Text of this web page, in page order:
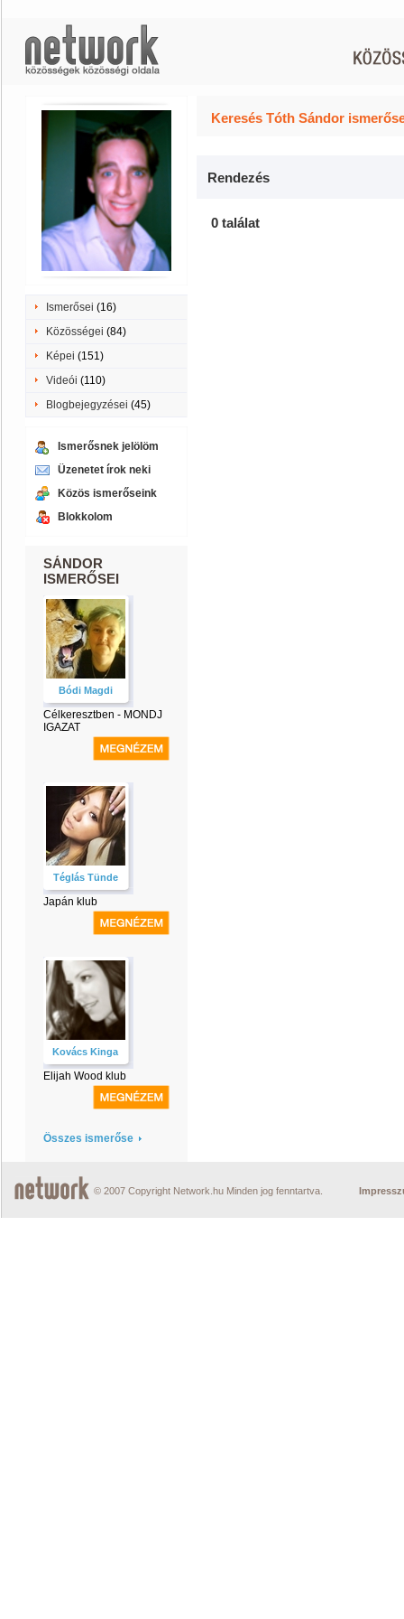
Ismerősei (16)
Közösségei (84)
Képei (151)
Videói (110)
Blogbejegyzései (45)
Ismerősnek jelölöm
Üzenetet írok neki
Közös ismerőseink
Blokkolom
SÁNDOR
ISMERŐSEI
Bódi Magdi
Célkeresztben - MONDJ
IGAZAT
Téglás Tünde
Japán klub
Kovács Kinga
Elijah Wood klub
Összes ismerőse
Keresés Tóth Sándor
Rendezés
0 találat
© 2007 Copyright Network.hu Minden jog fenntartva.